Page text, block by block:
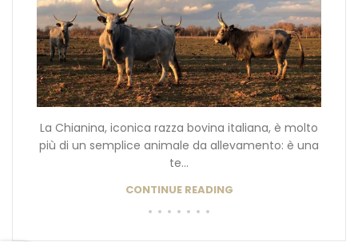
La Chianina, iconica razza bovina italiana, è molto
più di un semplice animale da allevamento: è una
te...
CONTINUE READING